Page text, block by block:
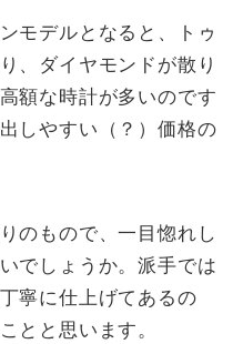
モデルとなると、トゥ
、ダイヤモンドが散り
額な時計が多いのです
しやすい（？）価格の
のもので、一目惚れし
でしょうか。派手では
寧に仕上げてあるの
とと思います。